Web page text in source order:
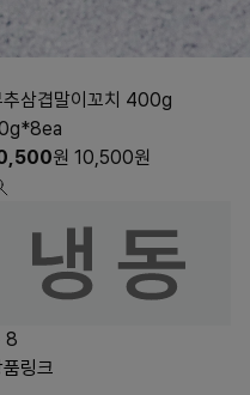
추삼겹말이꼬치 400g
원 10,500원
8
링크